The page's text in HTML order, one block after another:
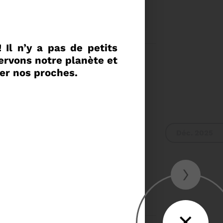
DU COMITÉ
A 9H30
Voir plus
Il n’y a pas de petits
notre planète et
nos proches.
›
›